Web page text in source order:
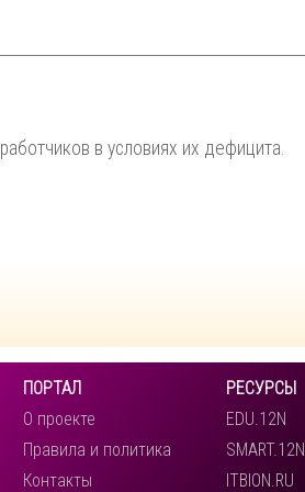
в условиях их дефицита.
ПОРТАЛ
О проекте
Правила и политика
Контакты
РЕСУРСЫ
EDU.12N
SMART.12N
ITBION.RU